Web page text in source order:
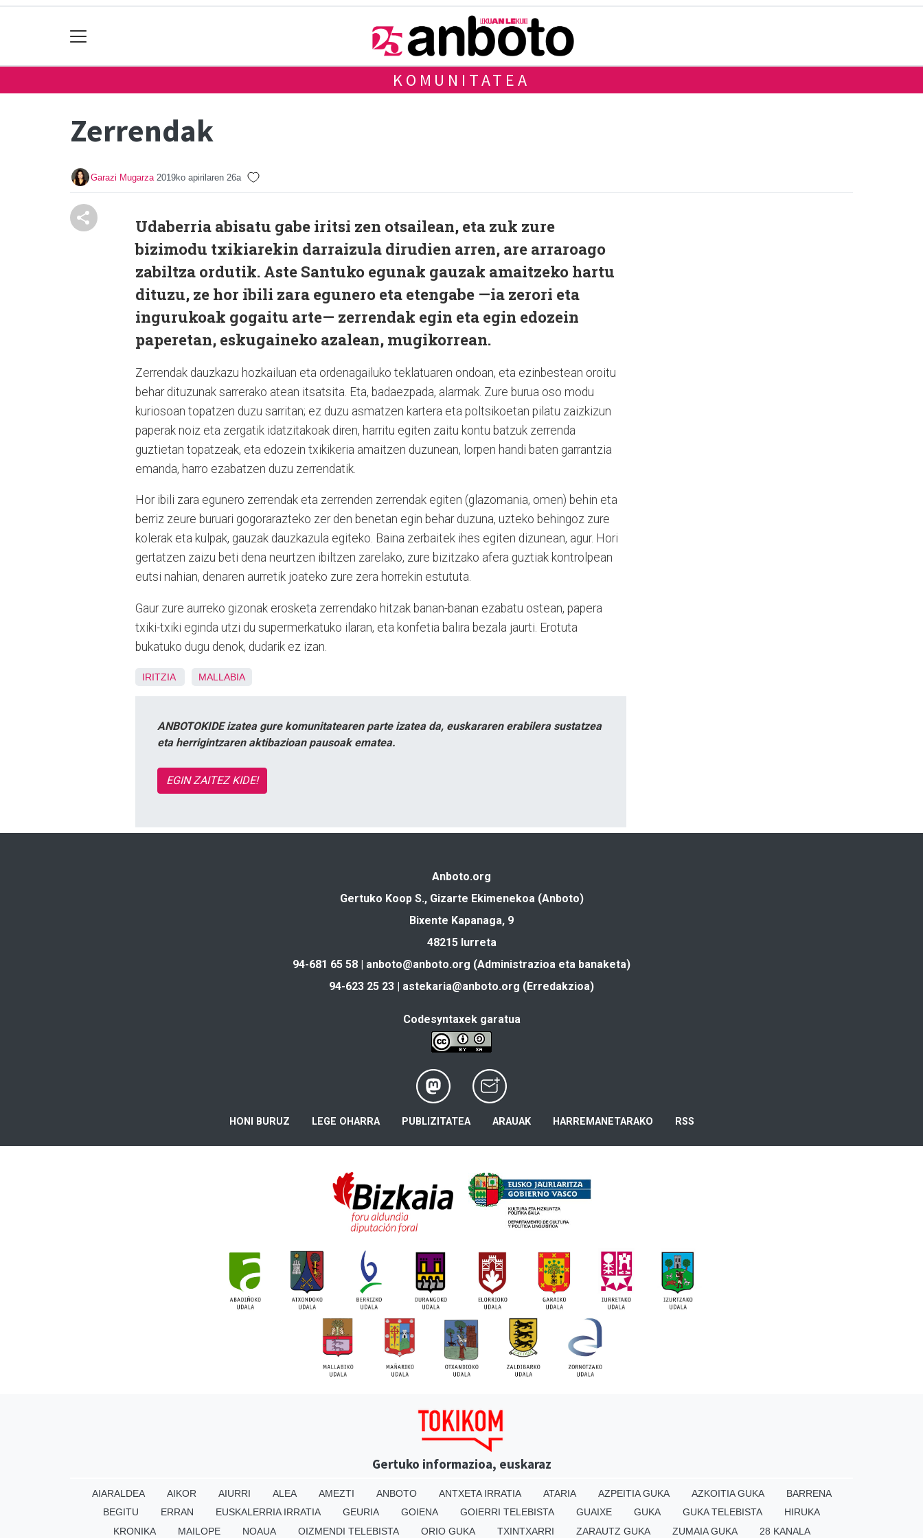
KOMUNITATEA
Zerrendak
Garazi Mugarza 2019ko apirilaren 26a
Udaberria abisatu gabe iritsi zen otsailean, eta zuk zure
bizimodu txikiarekin darraizula dirudien arren, are arraroago
zabiltza ordutik. Aste Santuko egunak gauzak amaitzeko hartu
dituzu, ze hor ibili zara egunero eta etengabe —ia zerori eta
ingurukoak gogaitu arte— zerrendak egin eta egin edozein
paperetan, eskugaineko azalean, mugikorrean.
Zerrendak dauzkazu hozkailuan eta ordenagailuko teklatuaren ondoan, eta ezinbestean oroitu
behar dituzunak sarrerako atean itsatsita. Eta, badaezpada, alarmak. Zure burua oso modu
kuriosoan topatzen duzu sarritan; ez duzu asmatzen kartera eta poltsikoetan pilatu zaizkizun
paperak noiz eta zergatik idatzitakoak diren, harritu egiten zaitu kontu batzuk zerrenda
guztietan topatzeak, eta edozein txikikeria amaitzen duzunean, lorpen handi baten garrantzia
emanda, harro ezabatzen duzu zerrendatik.
Hor ibili zara egunero zerrendak eta zerrenden zerrendak egiten (glazomania, omen) behin eta
berriz zeure buruari gogorarazteko zer den benetan egin behar duzuna, uzteko behingoz zure
kolerak eta kulpak, gauzak dauzkazula egiteko. Baina zerbaitek ihes egiten dizunean, agur. Hori
gertatzen zaizu beti dena neurtzen ibiltzen zarelako, zure bizitzako afera guztiak kontrolpean
eutsi nahian, denaren aurretik joateko zure zera horrekin estututa.
Gaur zure aurreko gizonak erosketa zerrendako hitzak banan-banan ezabatu ostean, papera
txiki-txiki eginda utzi du supermerkatuko ilaran, eta konfetia balira bezala jaurti. Erotuta
bukatuko dugu denok, dudarik ez izan.
IRITZIA MALLABIA
ANBOTOKIDE izatea gure komunitatearen parte izatea da, euskararen erabilera sustatzea
eta herrigintzaren aktibazioan pausoak ematea.
EGIN ZAITEZ KIDE!
Anboto.org
Gertuko Koop S., Gizarte Ekimenekoa (Anboto)
Bixente Kapanaga, 9
48215 Iurreta
94-681 65 58 | anboto@anboto.org (Administrazioa eta banaketa)
94-623 25 23 | astekaria@anboto.org (Erredakzioa)
Codesyntaxek garatua
HONI BURUZ LEGE OHARRA PUBLIZITATEA ARAUAK HARREMANETARAKO RSS
Gertuko informazioa, euskaraz
AIARALDEA AIKOR AIURRI ALEA AMEZTI ANBOTO ANTXETA IRRATIA ATARIA AZPEITIA GUKA AZKOITIA GUKA
BARRENA
BEGITU
ERRAN EUSKALERRIA IRRATIA GEURIA GOIENA GOIERRI TELEBISTA GUAIXE GUKA GUKA TELEBISTA
HIRUKA
KRONIKA
MAILOPE NOAUA OIZMENDI TELEBISTA ORIO GUKA TXINTXARRI ZARAUTZ GUKA ZUMAIA GUKA 28 KANALA